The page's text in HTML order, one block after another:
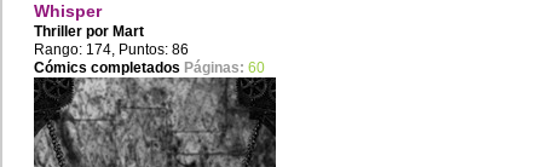
Whisper
Thriller por Mart
Rango: 174, Puntos: 86
Cómics completados Páginas: 60